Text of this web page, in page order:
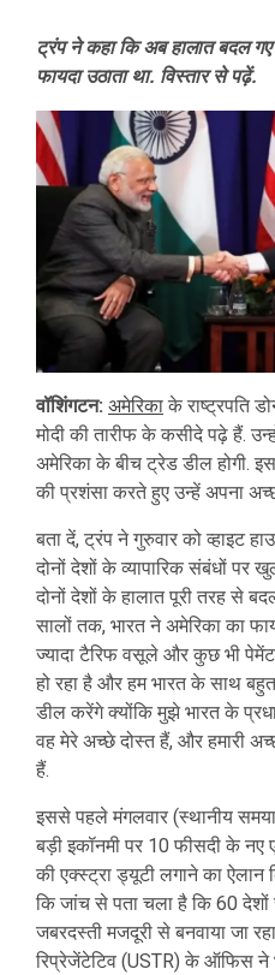
ट्रंप ने कहा कि अब हालात बदल
फायदा उठाता था. विस्तार से पढ़ें.
वॉशिंगटन: अमेरिका के राष्ट्रपति
मोदी की तारीफ के कसीदे पढ़े हैं.
अमेरिका के बीच ट्रेड डील होगी.
की प्रशंसा करते हुए उन्हें अपना
बता दें, ट्रंप ने गुरुवार को व्हाइट
दोनों देशों के व्यापारिक संबंधों पर
दोनों देशों के हालात पूरी तरह से
सालों तक, भारत ने अमेरिका का
ज्यादा टैरिफ वसूले और कुछ भी
हो रहा है और हम भारत के साथ
डील करेंगे क्योंकि मुझे भारत के
वह मेरे अच्छे दोस्त हैं, और हमारी
हैं.
इससे पहले मंगलवार (स्थानीय
बड़ी इकॉनमी पर 10 फीसदी के
की एक्स्ट्रा ड्यूटी लगाने का ऐलान
कि जांच से पता चला है कि 60 देशों
जबरदस्ती मजदूरी से बनवाया जा
रिप्रेजेंटेटिव (USTR) के ऑफिस ने